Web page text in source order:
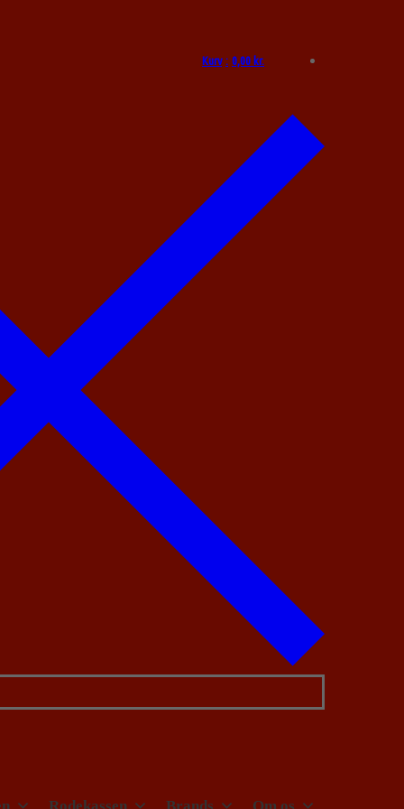
Kurv : 0,00kr.